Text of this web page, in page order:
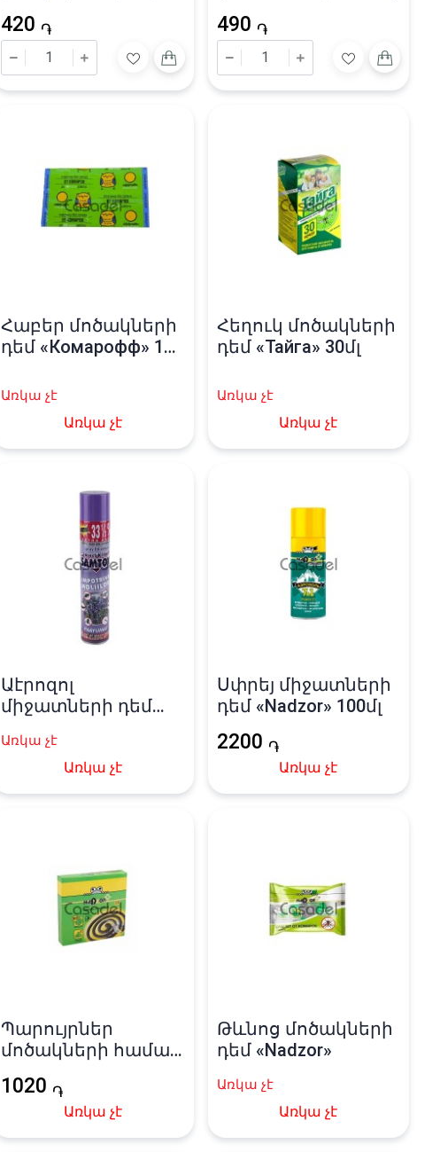
420 ֏ 490 ֏
Հաբեր մոծակների
դեմ «Комарофф» 10
Առկա չէ
Առկա չէ
Հեղուկ մոծակների
դեմ «Тайга» 30մլ
Առկա չէ
Առկա չէ
Աէրոզոլ
միջատների դեմ
Առկա չէ
Առկա չէ
Սփրեյ միջատների
դեմ «Nadzor» 100մլ
2200 ֏
Առկա չէ
Պարույրներ
մոծակների համար
1020 ֏
Առկա չէ
Թևնոց մոծակների
դեմ «Nadzor»
Առկա չէ
Առկա չէ